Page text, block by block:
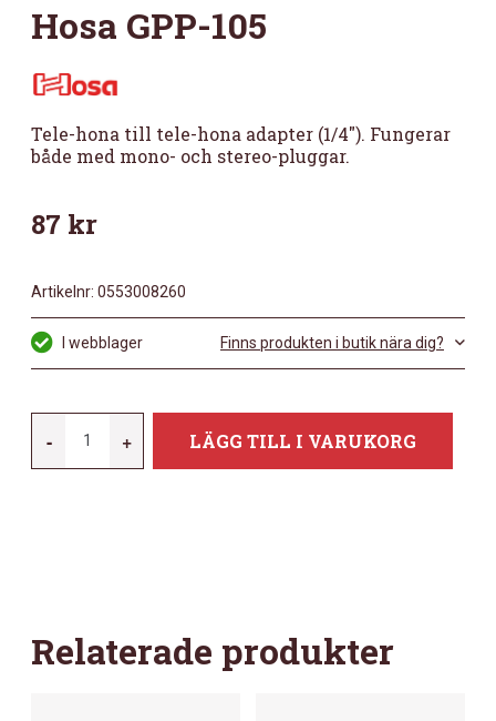
Hosa GPP-105
Tele-hona till tele-hona adapter (1/4″). Fungerar
både med mono- och stereo-pluggar.
87 kr
Artikelnr: 0553008260
I webblager Finns produkten i butik nära dig?
- + LÄGG TILL I VARUKORG
Relaterade produkter